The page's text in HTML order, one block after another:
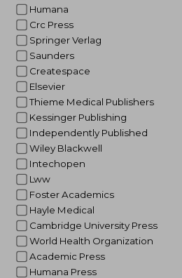
Humana
Crc Press
Springer Verlag
Saunders
Createspace
Elsevier
Thieme Medical Publishers
Kessinger Publishing
Independently Published
Wiley Blackwell
Intechopen
Lww
Foster Academics
Hayle Medical
Cambridge University Press
World Health Organization
Academic Press
Humana Press